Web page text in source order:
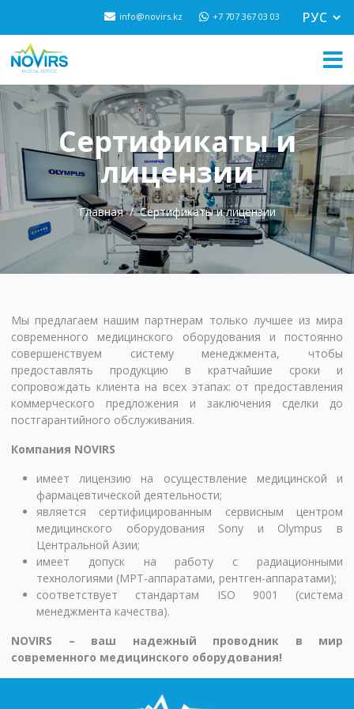
info@novirs.kz +7 707 367 03 03
Сертификаты и
лицензии
Главная Сертификаты и лицензии
Мы предлагаем нашим партнерам только лучшее из мира
современного медицинского оборудования и постоянно
совершенствуем систему менеджмента, чтобы
предоставлять продукцию в кратчайшие сроки и
сопровождать клиента на всех этапах: от предоставления
коммерческого предложения и заключения сделки до
постгарантийного обслуживания.
Компания NOVIRS
имеет лицензию на осуществление медицинской и
фармацевтической деятельности;
является сертифицированным сервисным центром
медицинского оборудования Sony и Olympus в
Центральной Азии;
имеет допуск на работу с радиационными
технологиями (МРТ-аппаратами, рентген-аппаратами);
соответствует стандартам ISO 9001 (система
менеджмента качества).
NOVIRS – ваш надежный проводник в мир
современного медицинского оборудования!